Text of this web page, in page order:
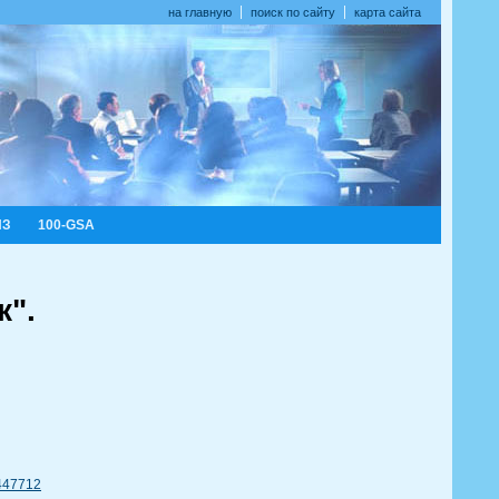
на главную поиск по сайту карта сайта
100-GSA